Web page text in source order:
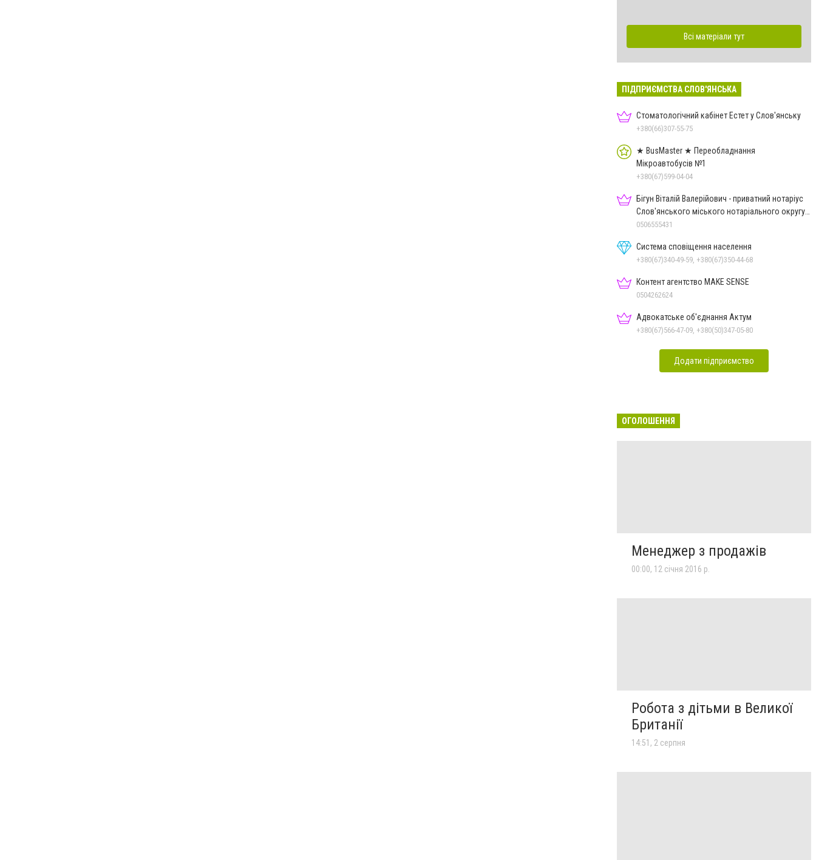
Всі матеріали тут
ПІДПРИЄМСТВА СЛОВ'ЯНСЬКА
Стоматологічний кабінет Естет у Слов'янську
+380(66)307-55-75
★ BusMaster ★ Переобладнання
Мікроавтобусів №1
+380(67)599-04-04
Бігун Віталій Валерійович - приватний нотаріус
Слов'янського міського нотаріального округу
Дон.обл.
0506555431
Система сповіщення населення
+380(67)340-49-59, +380(67)350-44-68
Контент агентство MAKE SENSE
0504262624
Адвокатське об'єднання Актум
+380(67)566-47-09, +380(50)347-05-80
Додати підприємство
ОГОЛОШЕННЯ
Менеджер з продажів
00:00, 12 січня 2016 р.
Робота з дітьми в Великої
Британії
14:51, 2 серпня